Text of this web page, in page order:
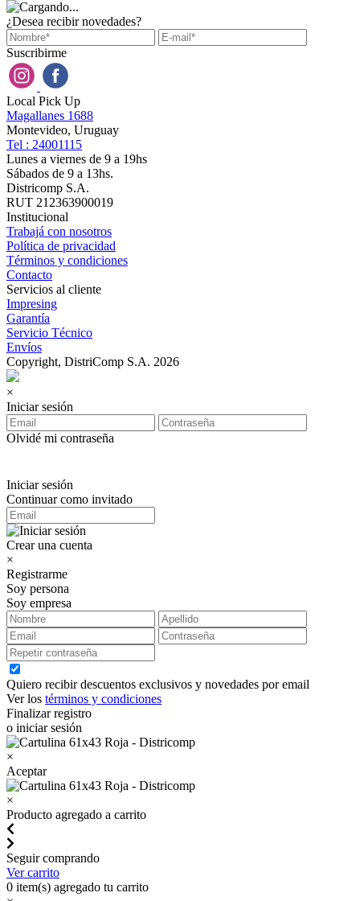
¿Desea recibir novedades?
Suscribirme
Local Pick Up
Magallanes 1688
Montevideo, Uruguay
Tel : 24001115
Lunes a viernes de 9 a 19hs
Sábados de 9 a 13hs.
Districomp S.A.
RUT 212363900019
Institucional
Trabajá con nosotros
Política de privacidad
Términos y condiciones
Contacto
Servicios al cliente
Impresing
Garantía
Servicio Técnico
Envíos
Copyright, DistriComp S.A. 2026
×
Iniciar sesión
Olvidé mi contraseña
Iniciar sesión
Continuar como invitado
Crear una cuenta
×
Registrarme
Soy persona
Soy empresa
Quiero recibir descuentos exclusivos y novedades por email
Ver los términos y condiciones
Finalizar registro
o iniciar sesión
×
Aceptar
×
Producto agregado a carrito
Seguir comprando
Ver carrito
0 item(s) agregado tu carrito